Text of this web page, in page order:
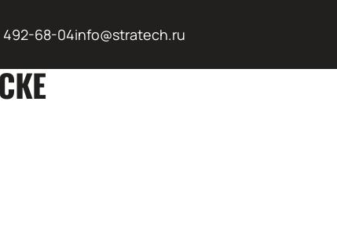
492-68-04info@stratech.ru